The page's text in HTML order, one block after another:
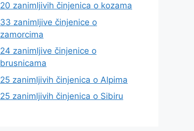
20 zanimljivih činjenica o kozama
33 zanimljive činjenice o
zamorcima
24 zanimljive činjenice o
brusnicama
25 zanimljivih činjenica o Alpima
25 zanimljivih činjenica o Sibiru